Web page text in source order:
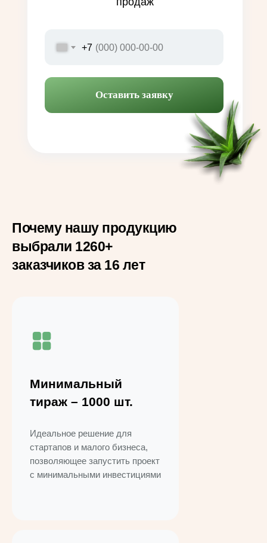
+7
Оставить заявку
Почему нашу продукцию
выбрали 1260+
заказчиков за 16 лет
Минимальный
тираж – 1000 шт.
Идеальное решение для
стартапов и малого бизнеса,
позволяющее запустить проект
с минимальными инвестициями